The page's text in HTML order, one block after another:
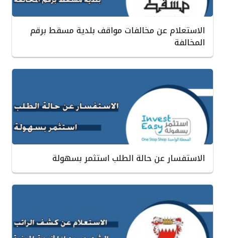
الاستعلام عن مخالفات مواقف بلدية مسقط برقم
المخالفة
الاستفسار عن حالة الطلب استثمر بسهولة